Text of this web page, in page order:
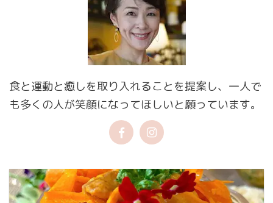
食と運動と癒しを取り入れることを提案し、一人で
も多くの人が笑顔になってほしいと願っています。